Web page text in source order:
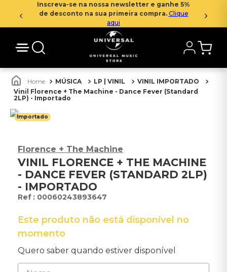
Inscreva-se na nossa newsletter e ganhe 5%
de desconto na sua primeira compra. Clique
aqui
MÚSICA LP | VINIL
VINIL IMPORTADO
Vinil Florence + The Machine - Dance Fever (Standard
2LP) - Importado
Importado
Florence + The Machine
VINIL FLORENCE + THE MACHINE
- DANCE FEVER (STANDARD 2LP)
- IMPORTADO
: 00060243893647
Este produto não está disponível no
momento
Quero saber quando estiver disponível